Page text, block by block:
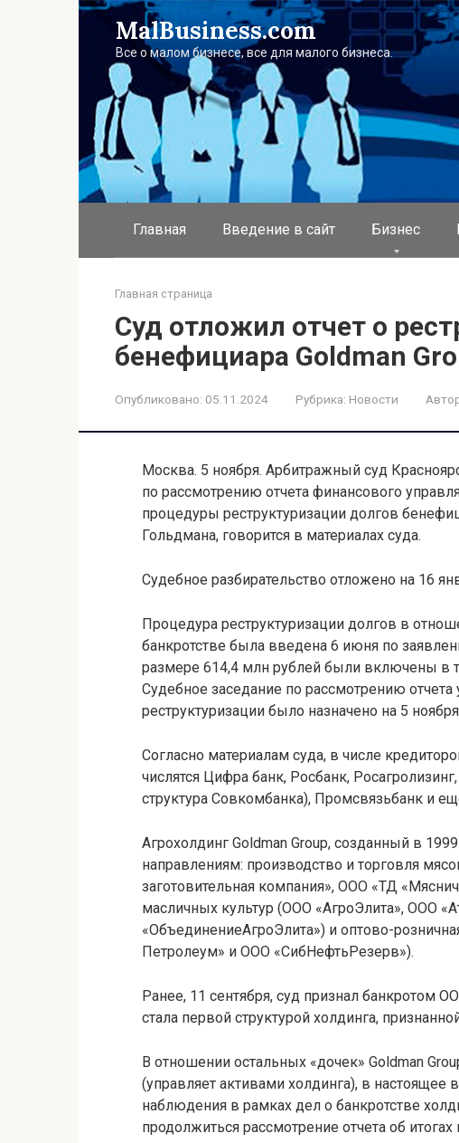
MalBusiness.com
Все о малом бизнесе, все для малого бизнеса.
Главная Введение в сайт Бизнес
Главная страница
Суд отложил отчет о
бенефициара Goldman
Опубликовано: 05.11.2024 Рубрика: Новости
Москва. 5 ноября. Арбитражный суд
по рассмотрению отчета финансового
процедуры реструктуризации долгов
Гольдмана, говорится в материалах суда.
Судебное разбирательство отложено на 16
Процедура реструктуризации долгов в
банкротстве была введена 6 июня по
размере 614,4 млн рублей были включены в
Судебное заседание по рассмотрению
реструктуризации было назначено на 5
Согласно материалам суда, в числе
числятся Цифра банк, Росбанк,
структура Совкомбанка), Промсвязьбанк и
Агрохолдинг Goldman Group, созданный в
направлениям: производство и торговля
заготовительная компания», ООО «ТД
масличных культур (ООО «АгроЭлита», ООО
«ОбъединениеАгроЭлита») и оптово-
Петролеум» и ООО «СибНефтьРезерв»).
Ранее, 11 сентября, суд признал банкротом
стала первой структурой холдинга,
В отношении остальных «дочек» Goldman
(управляет активами холдинга), в
наблюдения в рамках дел о банкротстве
продолжиться рассмотрение отчета об